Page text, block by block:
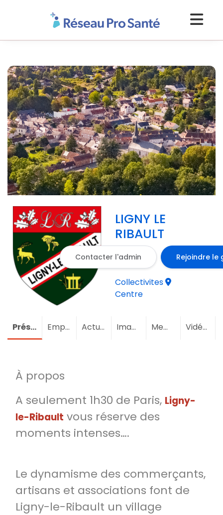
LIGNY LE
RIBAULT
Contacter l'admin Rejoindre le
Collectivites
Centre
Présentation Emploi Actualités Images Membres (1)Vidéos
À propos
A seulement 1h30 de Paris, Ligny-
le-Ribault vous réserve des
moments intenses….
Le dynamisme des commerçants,
artisans et associations font de
Ligny-le-Ribault un village